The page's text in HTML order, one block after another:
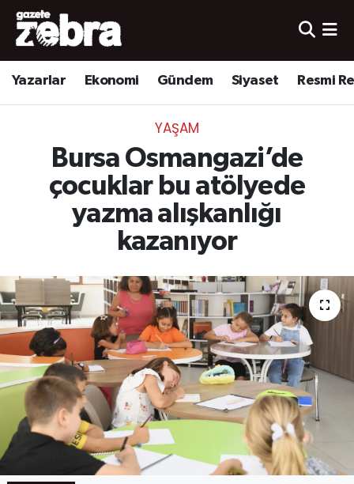
Yazarlar Ekonomi Gündem Siyaset Resmi
YAŞAM
Bursa Osmangazi’de
çocuklar bu atölyede
yazma alışkanlığı
kazanıyor
Yazarlar
Ekonomi
Yerel
Spor
Nöbetçi Eczaneler
Hava Durumu
Süper Lig Puan Durumu ve Fikstür
Tüm Manşetler
Haber Arşivi